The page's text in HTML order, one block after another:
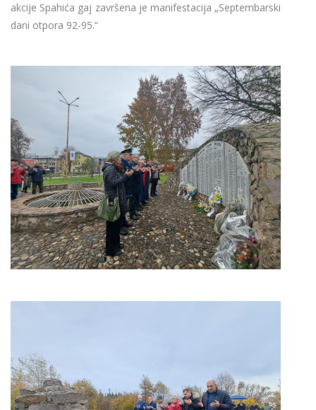
akcije Spahića gaj završena je manifestacija „Septembarski
dani otpora 92-95.“